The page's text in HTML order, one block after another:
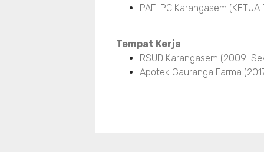
PAFI PC Karangasem
Tempat Kerja
RSUD Karangasem (2009-
Apotek Gauranga Farma